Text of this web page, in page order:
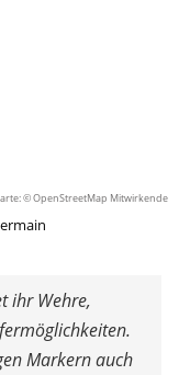
©OpenStreetMap Mitwirkende
ihr Wehre,
Markern auch